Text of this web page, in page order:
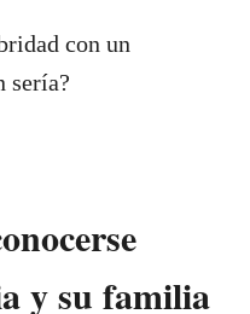
con un
sería?
y su familia